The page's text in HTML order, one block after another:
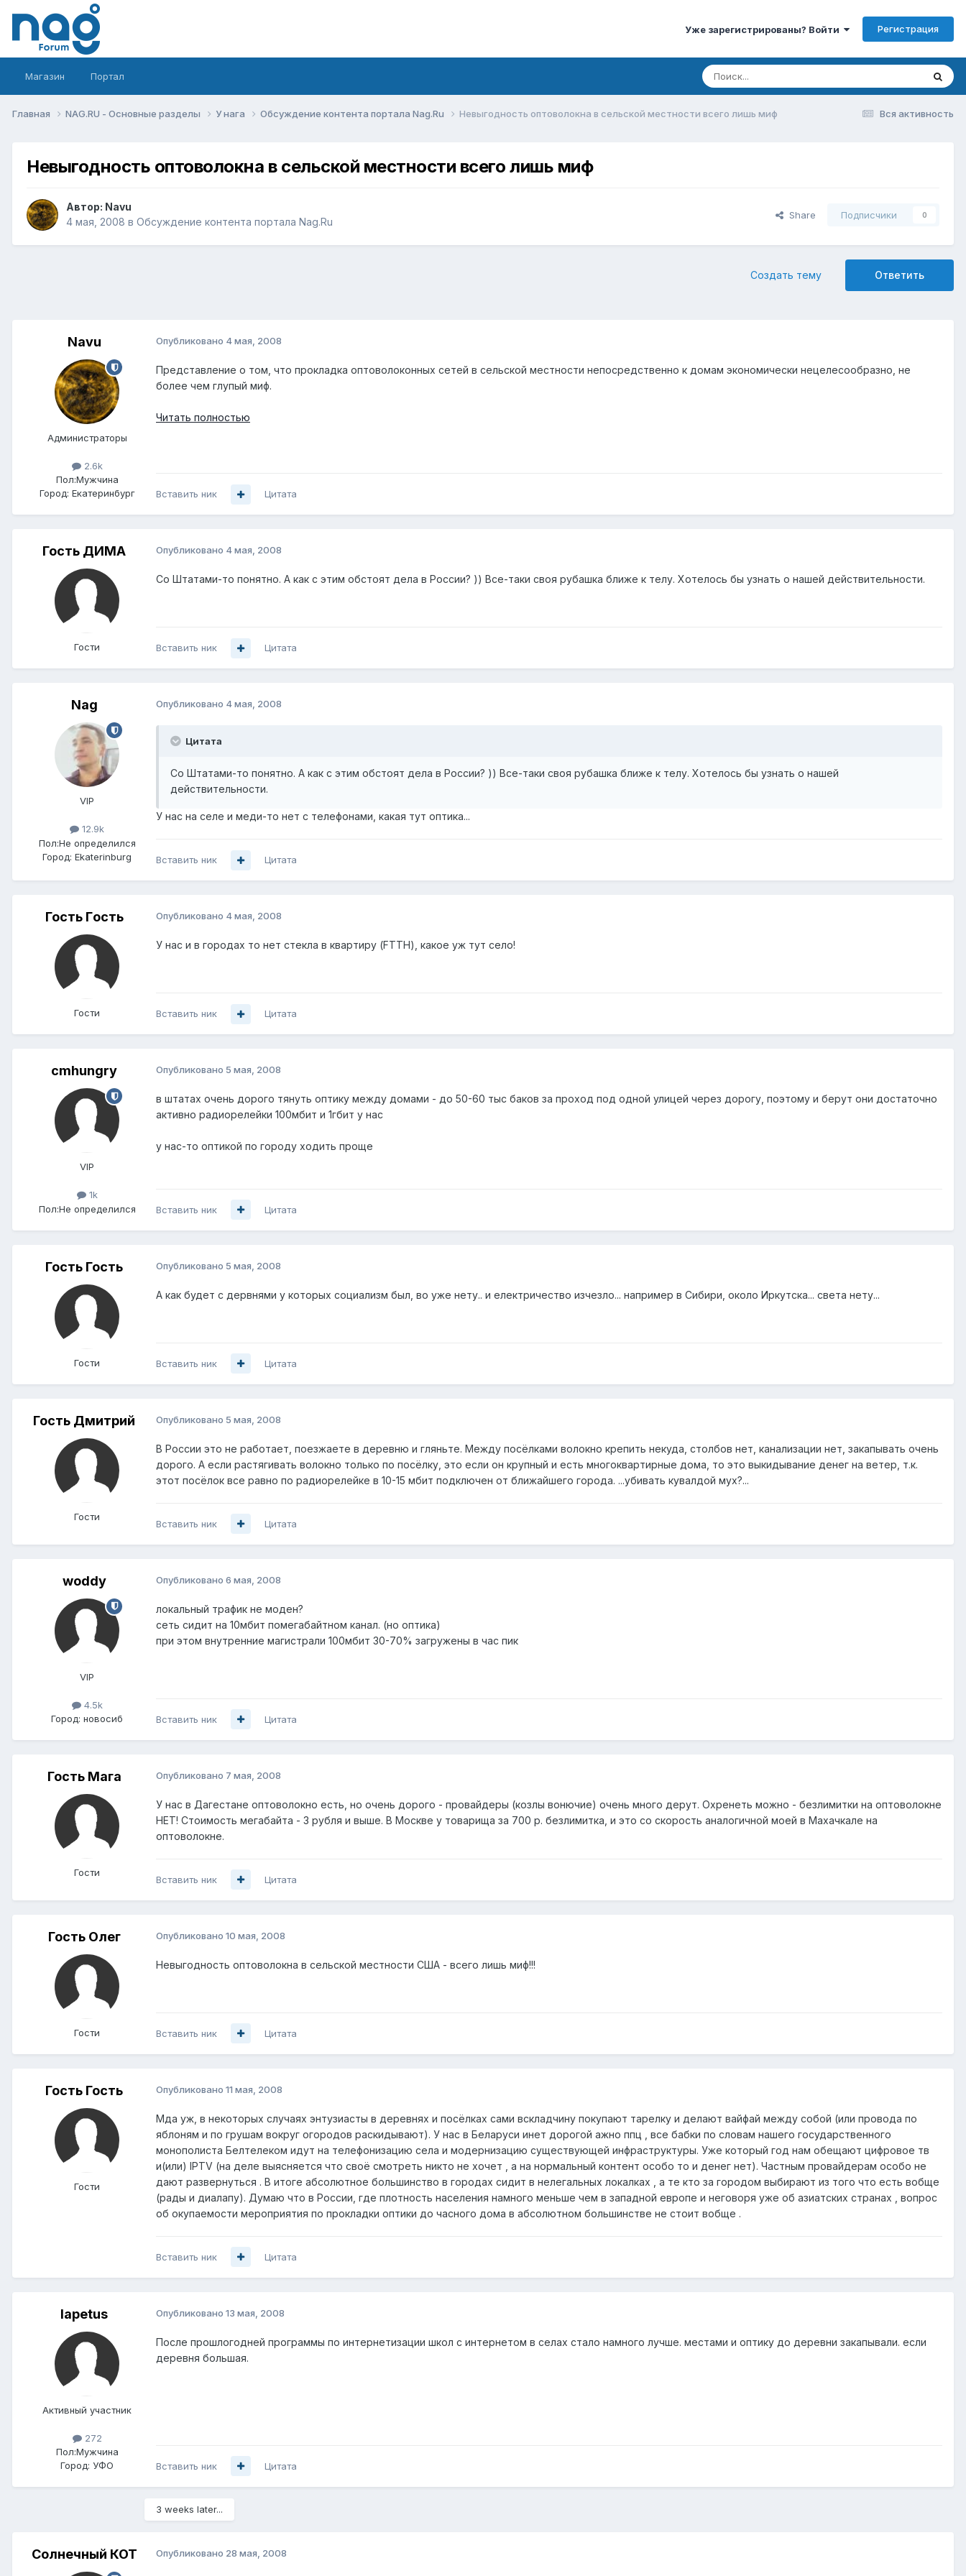
Уже зарегистрированы? Войти Регистрация
Магазин Портал
Вся активность
Главная NAG.RU - Основные разделы У нага Обсуждение контента портала Nag.Ru Невыгодность оптоволокна в сельской местности всего лишь миф
Невыгодность оптоволокна в сельской местности всего лишь миф
Автор: Navu
4 мая, 2008 в Обсуждение контента портала Nag.Ru
Share Подписчики 0
Ответить
Создать тему
Navu
Администраторы
2.6k
Пол:Мужчина
Город: Екатеринбург
Опубликовано 4 мая, 2008
Представление о том, что прокладка оптоволоконных сетей в сельской местности непосредственно к домам экономически нецелесообразно, не
более чем глупый миф.
Читать полностью
Вставить ник Цитата
Гость ДИМА
Гости
Опубликовано 4 мая, 2008
Со Штатами-то понятно. А как с этим обстоят дела в России? )) Все-таки своя рубашка ближе к телу. Хотелось бы узнать о нашей действительности.
Вставить ник Цитата
Nag
VIP
12.9k
Пол:Не определился
Город: Ekaterinburg
Опубликовано 4 мая, 2008
Цитата
Со Штатами-то понятно. А как с этим обстоят дела в России? )) Все-таки своя рубашка ближе к телу. Хотелось бы узнать о нашей
действительности.
У нас на селе и меди-то нет с телефонами, какая тут оптика...
Вставить ник Цитата
Гость Гoсть
Гости
Опубликовано 4 мая, 2008
У нас и в городах то нет стекла в квартиру (FTTH), какое уж тут село!
Вставить ник Цитата
cmhungry
VIP
1k
Пол:Не определился
Опубликовано 5 мая, 2008
в штатах очень дорого тянуть оптику между домами - до 50-60 тыс баков за проход под одной улицей через дорогу, поэтому и берут они достаточно
активно радиорелейки 100мбит и 1гбит у нас
у нас-то оптикой по городу ходить проще
Вставить ник Цитата
Гость Гость
Гости
Опубликовано 5 мая, 2008
А как будет с дервнями у которых социализм был, во уже нету.. и електричество изчезло... например в Сибири, около Иркутска... света нету...
Вставить ник Цитата
Гость Дмитрий
Гости
Опубликовано 5 мая, 2008
В России это не работает, поезжаете в деревню и гляньте. Между посёлками волокно крепить некуда, столбов нет, канализации нет, закапывать очень
дорого. А если растягивать волокно только по посёлку, это если он крупный и есть многоквартирные дома, то это выкидывание денег на ветер, т.к.
этот посёлок все равно по радиорелейке в 10-15 мбит подключен от ближайшего города. ...убивать кувалдой мух?...
Вставить ник Цитата
woddy
VIP
4.5k
Город: новосиб
Опубликовано 6 мая, 2008
локальный трафик не моден?
сеть сидит на 10мбит помегабайтном канал. (но оптика)
при этом внутренние магистрали 100мбит 30-70% загружены в час пик
Вставить ник Цитата
Гость Мага
Гости
Опубликовано 7 мая, 2008
У нас в Дагестане оптоволокно есть, но очень дорого - провайдеры (козлы вонючие) очень много дерут. Охренеть можно - безлимитки на оптоволокне
НЕТ! Стоимость мегабайта - 3 рубля и выше. В Москве у товарища за 700 р. безлимитка, и это со скорость аналогичной моей в Махачкале на
оптоволокне.
Вставить ник Цитата
Гость Олег
Гости
Опубликовано 10 мая, 2008
Невыгодность оптоволокна в сельской местности США - всего лишь миф!!!
Вставить ник Цитата
Гость Гость
Гости
Опубликовано 11 мая, 2008
Мда уж, в некоторых случаях энтузиасты в деревнях и посёлках сами вскладчину покупают тарелку и делают вайфай между собой (или провода по
яблоням и по грушам вокруг огородов раскидывают). У нас в Беларуси инет дорогой ажно ппц , все бабки по словам нашего государственного
монополиста Белтелеком идут на телефонизацию села и модернизацию существующей инфраструктуры. Уже который год нам обещают цифровое тв
и(или) IPTV (на деле выясняется что своё смотреть никто не хочет , а на нормальный контент особо то и денег нет). Частным провайдерам особо не
дают развернуться . В итоге абсолютное большинство в городах сидит в нелегальных локалках , а те кто за городом выбирают из того что есть вобще
(рады и диалапу). Думаю что в России, где плотность населения намного меньше чем в западной европе и неговоря уже об азиатских странах , вопрос
об окупаемости мероприятия по прокладки оптики до часного дома в абсолютном большинстве не стоит вобще .
Вставить ник Цитата
Iapetus
Активный участник
272
Пол:Мужчина
Город: УФО
Опубликовано 13 мая, 2008
После прошлогодней программы по интернетизации школ с интернетом в селах стало намного лучше. местами и оптику до деревни закапывали. если
деревня большая.
Вставить ник Цитата
3 weeks later...
Солнечный КОТ Опубликовано 28 мая, 2008